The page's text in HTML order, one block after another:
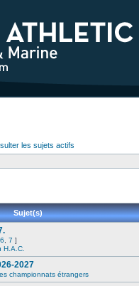
les sujets actifs
Sujet(s)
6 7 ]
H.A.C.
2027
championnats étrangers